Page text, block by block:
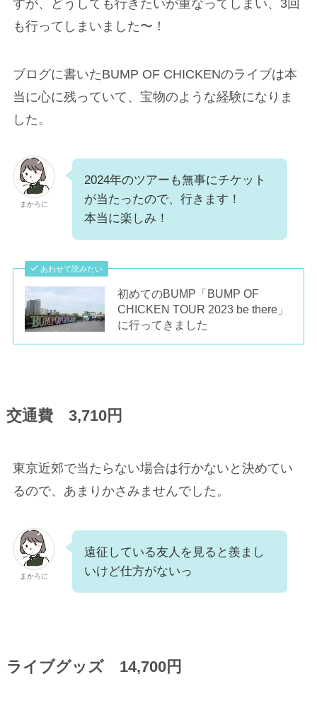
すが、どうしても行きたいが重なってしまい、3回
も行ってしまいました〜！
ブログに書いたBUMP OF CHICKENのライブは本
当に心に残っていて、宝物のような経験になりま
した。
まかろに
2024年のツアーも無事にチケット
が当たったので、行きます！
本当に楽しみ！
あわせて読みたい
初めてのBUMP「BUMP OF
CHICKEN TOUR 2023 be there」
に行ってきました
交通費 3,710円
東京近郊で当たらない場合は行かないと決めてい
るので、あまりかさみませんでした。
まかろに
遠征している友人を見ると羨まし
いけど仕方がないっ
ライブグッズ 14,700円